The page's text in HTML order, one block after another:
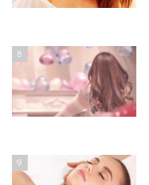
8
9